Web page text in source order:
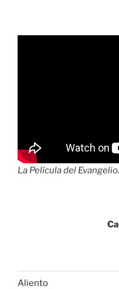
La Película del Evangelio.
Aliento